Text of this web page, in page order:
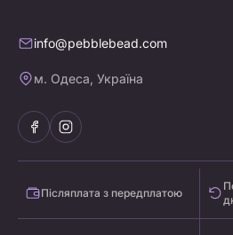
info@pebblebead.com
м. Одеса, Україна
Післяплата з передплатою